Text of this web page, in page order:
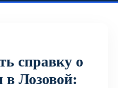
справку о
в Лозовой: